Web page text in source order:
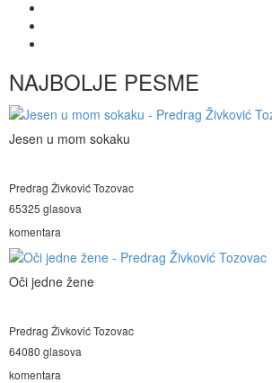
NAJBOLJE PESME
Jesen u mom sokaku
Predrag Živković Tozovac
65325 glasova
komentara
Oči jedne žene
Predrag Živković Tozovac
64080 glasova
komentara